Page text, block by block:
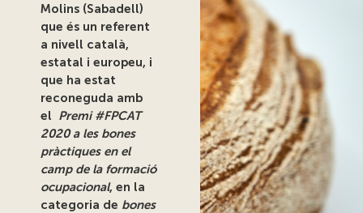
Molins (Sabadell)
que és un referent
a nivell català,
estatal i europeu, i
que ha estat
reconeguda amb
el Premi #FPCAT
2020 a les bones
pràctiques en el
camp de la formació
ocupacional, en la
categoria de bones